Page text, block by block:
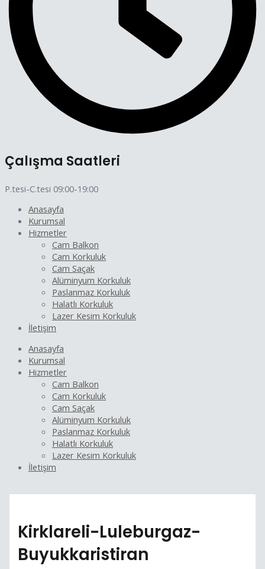
Çalışma Saatleri
P.tesi-C.tesi 09:00-19:00
Anasayfa
Kurumsal
Hizmetler
Cam Balkon
Cam Korkuluk
Cam Saçak
Alüminyum Korkuluk
Paslanmaz Korkuluk
Halatlı Korkuluk
Lazer Kesim Korkuluk
İletişim
Anasayfa
Kurumsal
Hizmetler
Cam Balkon
Cam Korkuluk
Cam Saçak
Alüminyum Korkuluk
Paslanmaz Korkuluk
Halatlı Korkuluk
Lazer Kesim Korkuluk
İletişim
Kirklareli-Luleburgaz-
Buyukkaristiran